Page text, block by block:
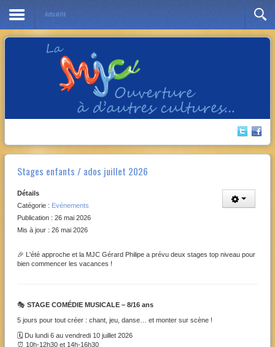
Actualité
Stages enfants / ados juillet 2026
Détails
Catégorie : Evénements
Publication : 26 mai 2026
Mis à jour : 26 mai 2026
🎉 L'été approche et la MJC Gérard Philipe a prévu deux stages top niveau pour
bien commencer les vacances !
🎭 STAGE COMÉDIE MUSICALE – 8/16 ans
5 jours pour tout créer : chant, jeu, danse… et monter sur scène !
🗓️ Du lundi 6 au vendredi 10 juillet 2026
⏰ 10h-12h30 et 14h-16h30